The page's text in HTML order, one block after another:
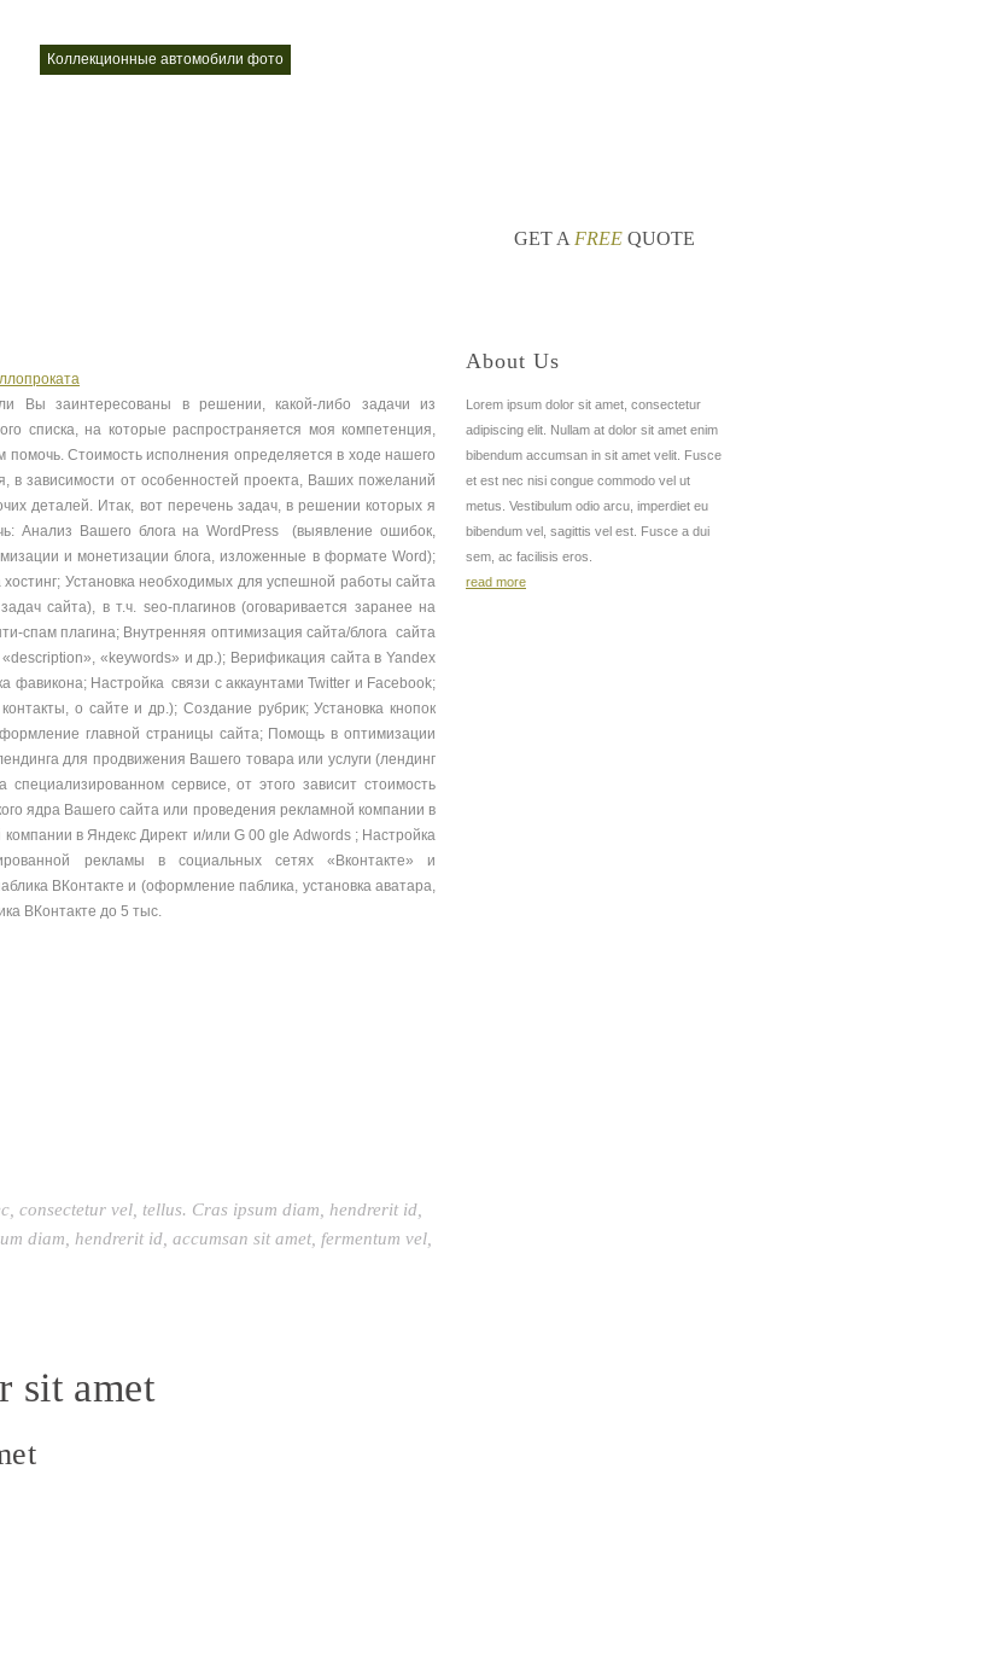
коллекционные автомобили фото
GET A FREE QUOTE
Вы заинтересованы в решении, какой-либо задачи из
списка, на которые распространяется моя компетенция,
помочь. Стоимость исполнения определяется в ходе нашего
в зависимости от особенностей проекта, Ваших пожеланий
деталей. Итак, вот перечень задач, в решении которых я
Анализ Вашего блога на WordPress (выявление ошибок,
и монетизации блога, изложенные в формате Word);
Установка необходимых для успешной работы сайта
сайта), в т.ч. seo-плагинов (оговаривается заранее на
спам плагина; Внутренняя оптимизация сайта/блога сайта
«keywords» и др.); Верификация сайта в Yandex
Настройка связи с аккаунтами Twitter и Facebook;
о сайте и др.); Создание рубрик; Установка кнопок
главной страницы сайта; Помощь в оптимизации
для продвижения Вашего товара или услуги (лендинг
сервисе, от этого зависит стоимость
ядра Вашего сайта или проведения рекламной компании в
в Яндекс Директ и/или G 00 gle Adwords ; Настройка
рекламы в социальных сетях «Вконтакте» и
ВКонтакте и (оформление паблика, установка аватара,
ВКонтакте до 5 тыс.
consectetur vel, tellus. Cras ipsum diam, hendrerit id,
diam, hendrerit id, accumsan sit amet, fermentum vel,
sit amet
About Us
Lorem ipsum dolor sit amet, consectetur
adipiscing elit. Nullam at dolor sit amet enim
bibendum accumsan in sit amet velit. Fusce
et est nec nisi congue commodo vel ut
metus. Vestibulum odio arcu, imperdiet eu
bibendum vel, sagittis vel est. Fusce a dui
sem, ac facilisis eros.
read more